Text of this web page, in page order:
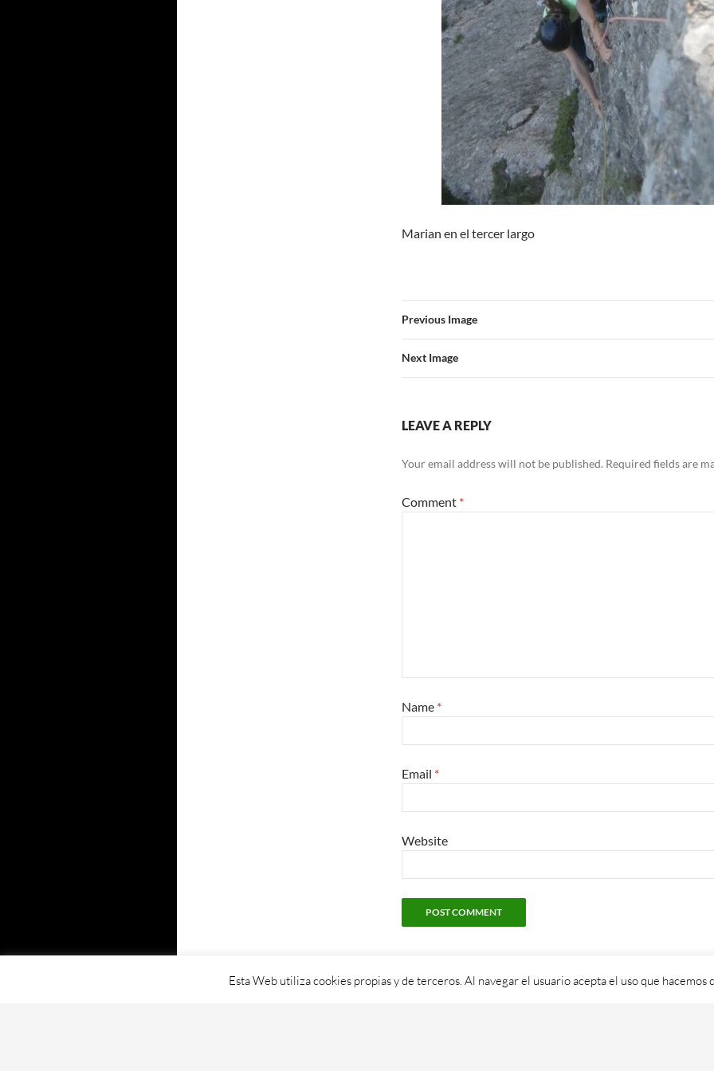
Marian en el tercer largo
Previous Image
Next Image
LEAVE A REPLY
Your email address will not be published. Required fields are
Comment *
Name *
Email *
Website
Esta Web utiliza cookies propias y de terceros. Al navegar el usuario acepta el uso que hacemos